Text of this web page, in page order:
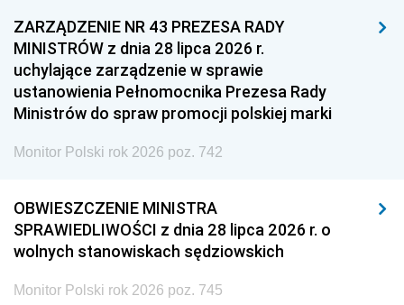
ZARZĄDZENIE NR 43 PREZESA RADY
MINISTRÓW z dnia 28 lipca 2026 r.
uchylające zarządzenie w sprawie
ustanowienia Pełnomocnika Prezesa Rady
Ministrów do spraw promocji polskiej marki
Monitor Polski rok 2026 poz. 742
OBWIESZCZENIE MINISTRA
SPRAWIEDLIWOŚCI z dnia 28 lipca 2026 r. o
wolnych stanowiskach sędziowskich
Monitor Polski rok 2026 poz. 745